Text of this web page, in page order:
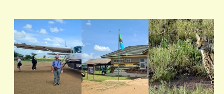
MŪSŲ SODYBA
MŪSŲ AUGYNAS
KELIONIŲ GALERIJA